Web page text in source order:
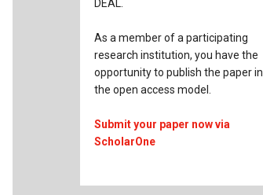
DEAL.
As a member of a participating
research institution, you have the
opportunity to publish the paper in
the open access model.
Submit your paper now via
ScholarOne